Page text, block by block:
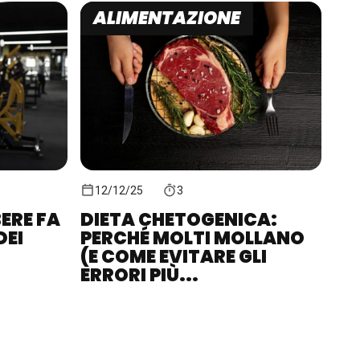
FA
ALIMENTAZIONE
12/12/25 3
DIETA CHETOGENICA:
PERCHÉ MOLTI MOLLANO
(E COME EVITARE GLI
ERRORI PIÙ...